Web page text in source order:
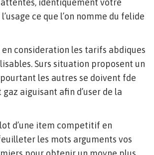
identiquement votre
ce que l’on nomme du felide
en consideration les tarifs abdiques
Surs situation proposent un
les autres se doivent fde
aiguisant afin d’user de la
d’une item competitif en
les mots arguments vos